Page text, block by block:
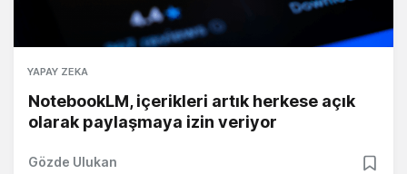
YAPAY ZEKA
NotebookLM, içerikleri artık herkese açık
olarak paylaşmaya izin veriyor
Gözde Ulukan